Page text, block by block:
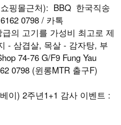
핑몰근처): BBQ 한국직송
0798 / 카톡
의 고기를 가성비 최고로 제
- 삼겹살, 목살 - 감자탕, 부
74-76 G/F9 Fung Yau
0798 (윈롱MTR 출구F)
이) 2주년1+1 감사 이벤트 :